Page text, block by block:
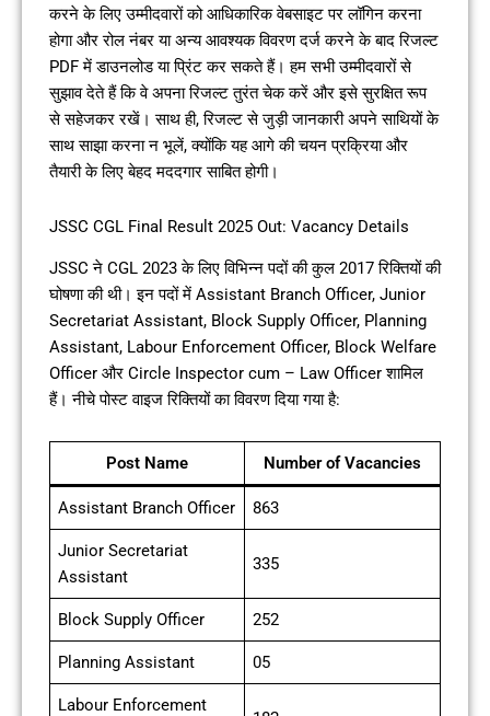
करने के लिए उम्मीदवारों को आधिकारिक वेबसाइट पर लॉगिन करना
होगा और रोल नंबर या अन्य आवश्यक विवरण दर्ज करने के बाद रिजल्ट
PDF में डाउनलोड या प्रिंट कर सकते हैं। हम सभी उम्मीदवारों से
सुझाव देते हैं कि वे अपना रिजल्ट तुरंत चेक करें और इसे सुरक्षित रूप
से सहेजकर रखें। साथ ही, रिजल्ट से जुड़ी जानकारी अपने साथियों के
साथ साझा करना न भूलें, क्योंकि यह आगे की चयन प्रक्रिया और
तैयारी के लिए बेहद मददगार साबित होगी।
JSSC CGL Final Result 2025 Out: Vacancy Details
JSSC ने CGL 2023 के लिए विभिन्न पदों की कुल 2017 रिक्तियों की
घोषणा की थी। इन पदों में Assistant Branch Officer, Junior
Secretariat Assistant, Block Supply Officer, Planning
Assistant, Labour Enforcement Officer, Block Welfare
Officer और Circle Inspector cum – Law Officer शामिल
हैं। नीचे पोस्ट वाइज रिक्तियों का विवरण दिया गया है:
Post Name Number of Vacancies
Assistant Branch Officer 863
Junior Secretariat
Assistant
335
Block Supply Officer 252
Planning Assistant 05
Labour Enforcement